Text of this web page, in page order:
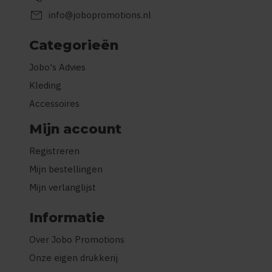
mail info@jobopromotions.nl
Categorieën
Jobo's Advies
Kleding
Accessoires
Mijn account
Registreren
Mijn bestellingen
Mijn verlanglijst
Informatie
Over Jobo Promotions
Onze eigen drukkerij